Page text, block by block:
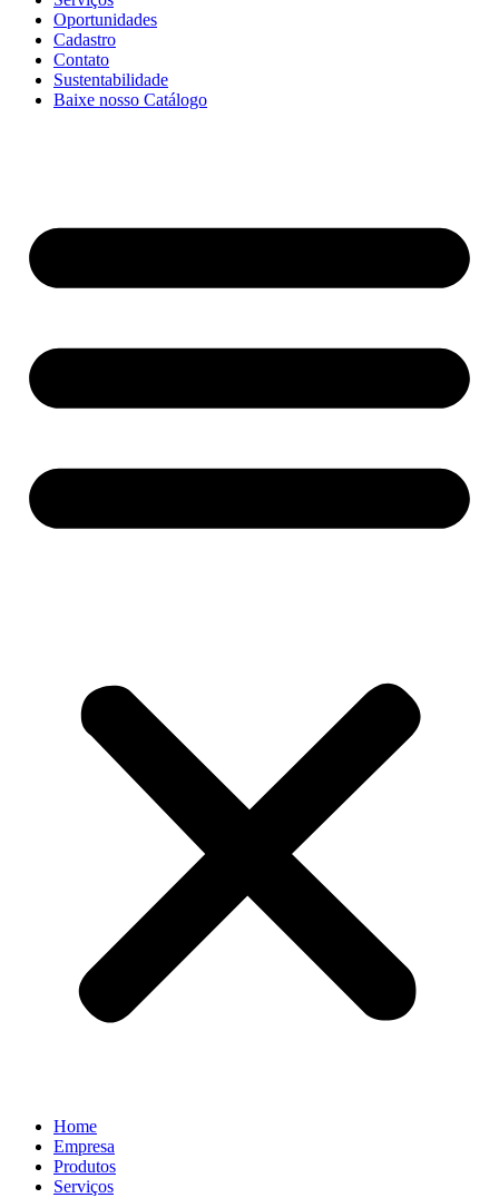
Oportunidades
Cadastro
Contato
Sustentabilidade
Baixe nosso Catálogo
Home
Empresa
Produtos
Serviços